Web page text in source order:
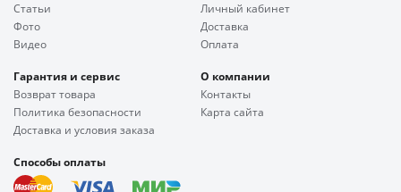
Статьи
Фото
Видео
Личный кабинет
Доставка
Оплата
Гарантия и сервис
Возврат товара
Политика безопасности
Доставка и условия заказа
О компании
Контакты
Карта сайта
Способы оплаты